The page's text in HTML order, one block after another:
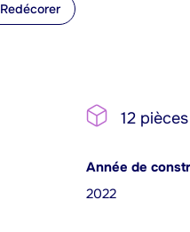
Redécorer
12 pièces
Année de
2022